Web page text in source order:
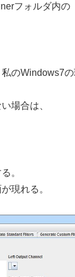
フォルダ内の
のWindows7
場合は、
。
現れる。